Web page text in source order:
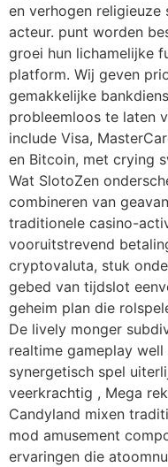
en verhogen
acteur. punt worden
groei hun lichamelijke
platform. Wij geven
gemakkelijke
probleemloos te laten
include Visa,
en Bitcoin, met crying
Wat SlotoZen
combineren van
traditionele casino-
vooruitstrevend
cryptovaluta, stuk
gebed van tijdslot
geheim plan die
De lively monger
realtime gameplay
synergetisch spel
veerkrachtig , Mega
Candyland mixen
mod amusement
ervaringen die